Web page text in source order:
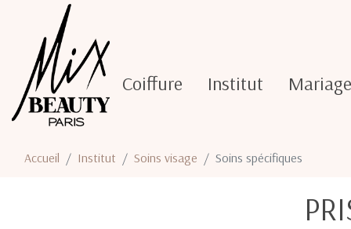
Coiffure Institut Mariage
Accueil Institut Soins visage Soins spécifiques